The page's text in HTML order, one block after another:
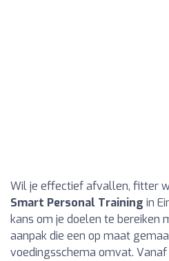
Wil je effectief afvallen, fitter
Smart Personal Training in
kans om je doelen te bereiken
aanpak die een op maat
voedingsschema omvat.